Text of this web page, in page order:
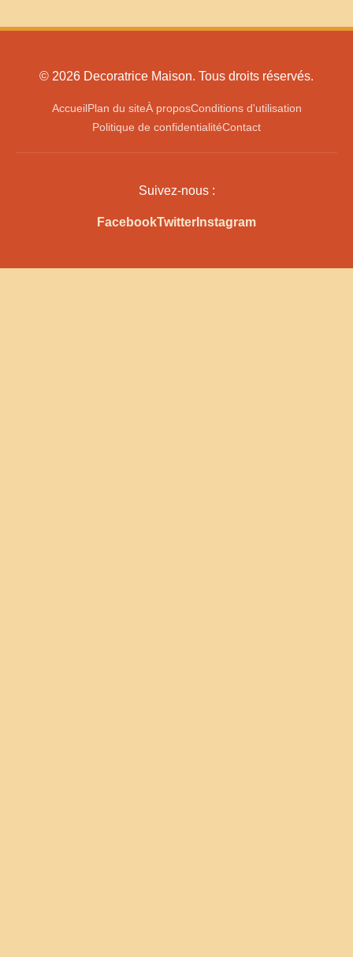
© 2026 Decoratrice Maison. Tous droits réservés.
AccueilPlan du siteÀ proposConditions d'utilisation
Politique de confidentialitéContact
Suivez-nous :
FacebookTwitter Instagram